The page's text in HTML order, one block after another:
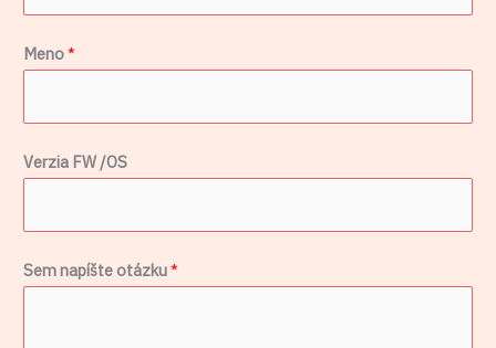
Meno*
*
o
z
Verzia FW /OS
Sem napíšte otázku*